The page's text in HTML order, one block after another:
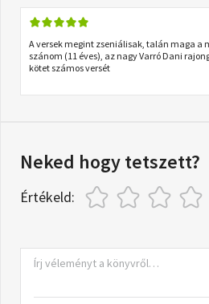
A versek megint zseniálisak, talán maga a
szánom (11 éves), az nagy Varró Dani
kötet számos versét
Neked hogy tetszett?
Értékeld: